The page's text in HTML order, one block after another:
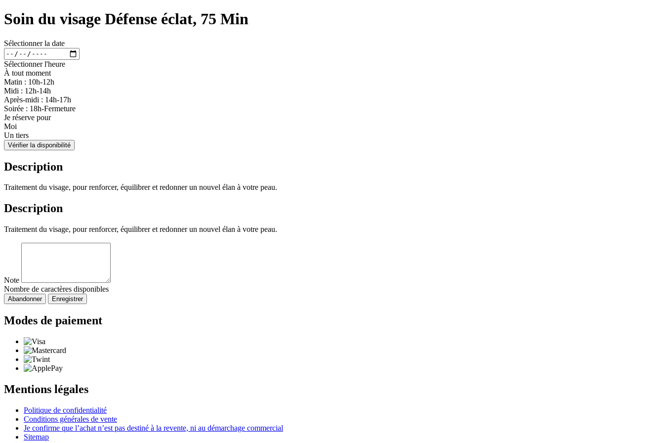
Soin du visage Défense éclat, 75 Min
Sélectionner la date
Sélectionner l'heure
À tout moment
Matin : 10h-12h
Midi : 12h-14h
Après-midi : 14h-17h
Soirée : 18h-Fermeture
Je réserve pour
Moi
Un tiers
Vérifier la disponibilité
Description
Traitement du visage, pour renforcer, équilibrer et redonner un nouvel élan à votre peau.
Description
Traitement du visage, pour renforcer, équilibrer et redonner un nouvel élan à votre peau.
Note
Nombre de caractères disponibles
Abandonner Enregistrer
Modes de paiement
Mentions légales
Politique de confidentialité
Conditions générales de vente
Je confirme que l’achat n’est pas destiné à la revente, ni au démarchage commercial
Sitemap